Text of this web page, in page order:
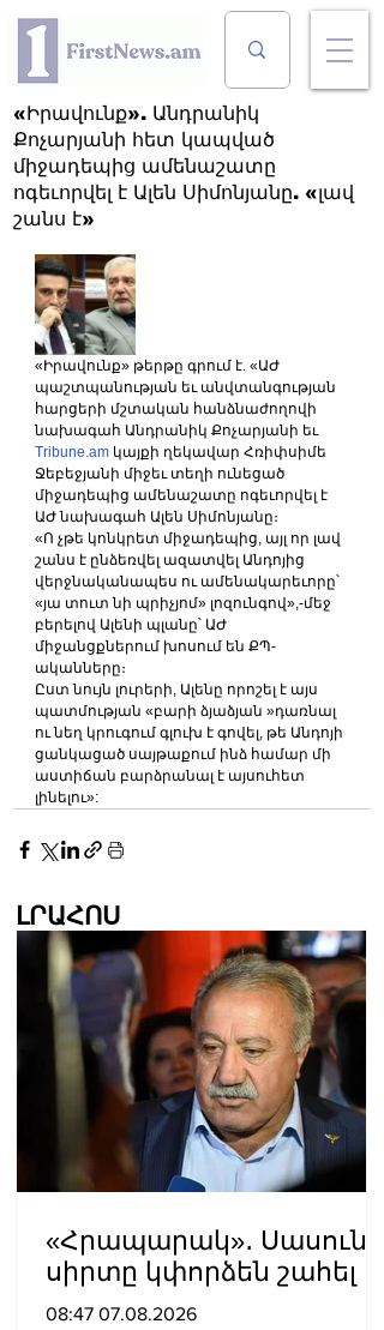
«Իրավունք». Անդրանիկ
Քոչարյանի հետ կապված
միջադեպից ամենաշատը
ոգեւորվել է Ալեն Սիմոնյանը. «լավ
շանս է»
«Իրավունք» թերթը գրում է. «ԱԺ
պաշտպանության եւ անվտանգության
հարցերի մշտական հանձնաժողովի
նախագահ Անդրանիկ Քոչարյանի եւ
Tribune.am կայքի ղեկավար Հռիփսիմե
Ջեբեջյանի միջեւ տեղի ունեցած
միջադեպից ամենաշատը ոգեւորվել է
ԱԺ նախագահ Ալեն Սիմոնյանը։
«Ո չթե կոնկրետ միջադեպից, այլ որ լավ
շանս է ընձեռվել ազատվել Անդոյից
վերջնականապես ու ամենակարեւորը՝
«յա տուտ նի պրիչյոմ» լոզունգով»,-մեջ
բերելով Ալենի պլանը՝ ԱԺ
միջանցքներում խոսում են ՔՊ-
ականները։
Ըստ նույն լուրերի, Ալենը որոշել է այս
պատմության «բարի ձյաձյան »դառնալ
ու նեղ կրուգում գլուխ է գովել, թե Անդոյի
ցանկացած սայթաքում ինձ համար մի
աստիճան բարձրանալ է այսուհետ
լինելու»:
ԼՐԱՀՈՍ
«Հրապարակ»․ Սասունի
սիրտը կփորձեն շահել
08:47 07.08.2026